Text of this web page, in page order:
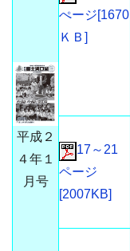
平成２
４年１
月号
ぺージ[1670
ＫＢ]
17～21
ページ
[2007KB]